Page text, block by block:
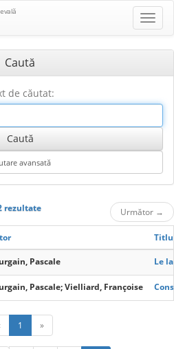
Caută
de căutat:
rezultate Următor →
Titlu
Pascale Le
Pascale; Vielliard, Françoise
1 »